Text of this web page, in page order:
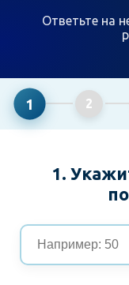
Ответьте на
1 2
1.